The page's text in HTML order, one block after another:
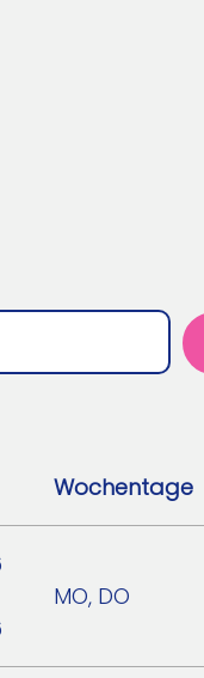
Wochentage
MO, DO